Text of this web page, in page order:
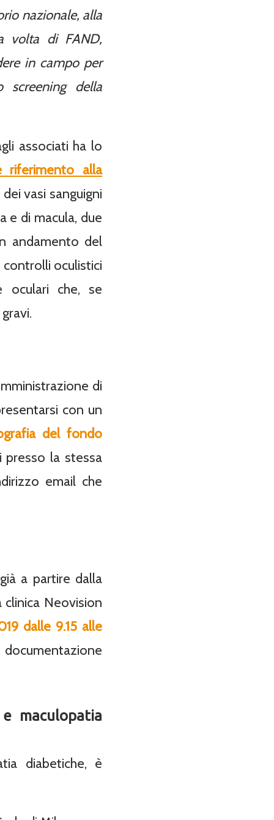
nazionale, alla
volta di FAND,
in campo per
della
associati ha lo
riferimento alla
vasi sanguigni
e di macula, due
andamento del
oculistici
oculari che, se
di
con un
del fondo
la stessa
email che
a partire dalla
Neovision
dalle 9.15 alle
maculopatia
diabetiche, è